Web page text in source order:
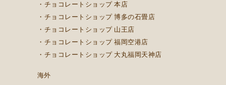
・チョコレートショップ 本店
・チョコレートショップ 博多の石畳店
・チョコレートショップ 山王店
・チョコレートショップ 福岡空港店
・チョコレートショップ 大丸福岡天神店
海外